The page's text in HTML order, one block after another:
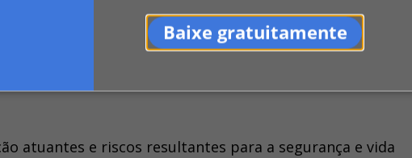
Baixe gratuitamente
falará sobre Falhas de execução da estrutura que
da Gerdau e professor da FDTE/EPUSP, que
das estruturas de aço.
atuantes e riscos resultantes para a segurança e vida